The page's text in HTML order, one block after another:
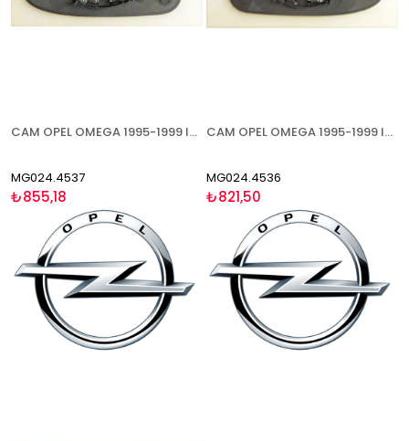
CAM OPEL OMEGA 1995-1999 ISITMALI SAĞ
MG024.4537
₺855,18
CAM OPEL OMEGA 1995-1999 ISITMALI ASFERİK SOL
MG024.4536
₺821,50